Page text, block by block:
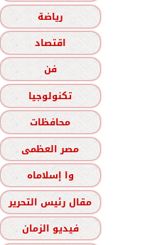
رياضة
اقتصاد
فن
تكنولوجيا
محافظات
مصر العظمى
وا إسلاماه
مقال رئيس التحرير
فيديو الزمان